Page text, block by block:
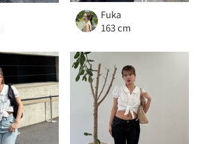
Fuka
163 cm